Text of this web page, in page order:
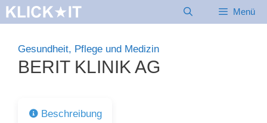
Zum
Inhalt
Menü
Gesundheit, Pflege und Medizin
BERIT KLINIK AG
Beschreibung